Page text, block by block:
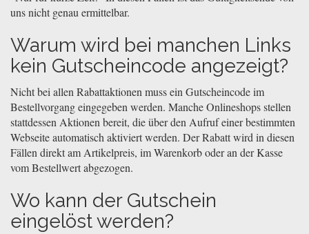
uns nicht genau ermittelbar.
Warum wird bei manchen Links
kein Gutscheincode angezeigt?
Nicht bei allen Rabattaktionen muss ein Gutscheincode im
Bestellvorgang eingegeben werden. Manche Onlineshops stellen
stattdessen Aktionen bereit, die über den Aufruf einer bestimmten
Webseite automatisch aktiviert werden. Der Rabatt wird in diesen
Fällen direkt am Artikelpreis, im Warenkorb oder an der Kasse
vom Bestellwert abgezogen.
Wo kann der Gutschein
eingelöst werden?